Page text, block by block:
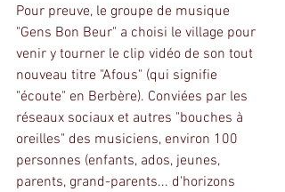
Pour preuve, le groupe de musique
"Gens Bon Beur" a choisi le village pour
venir y tourner le clip vidéo de son tout
nouveau titre "Afous" (qui signifie
"écoute" en Berbère). Conviées par les
réseaux sociaux et autres "bouches à
oreilles" des musiciens, environ 100
personnes (enfants, ados, jeunes,
parents, grand-parents... d'horizons